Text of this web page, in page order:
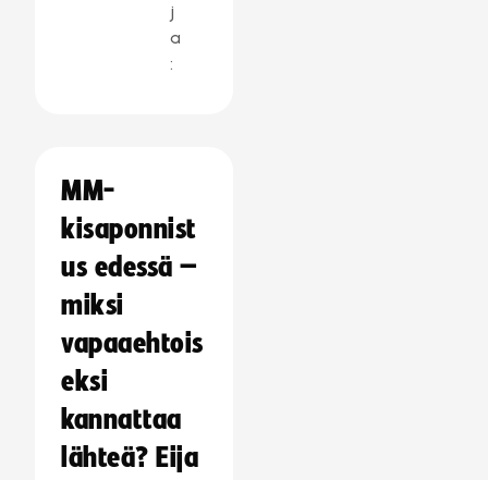
j
a
:
MM-
kisaponnist
us edessä –
miksi
vapaaehtois
eksi
kannattaa
lähteä? Eija